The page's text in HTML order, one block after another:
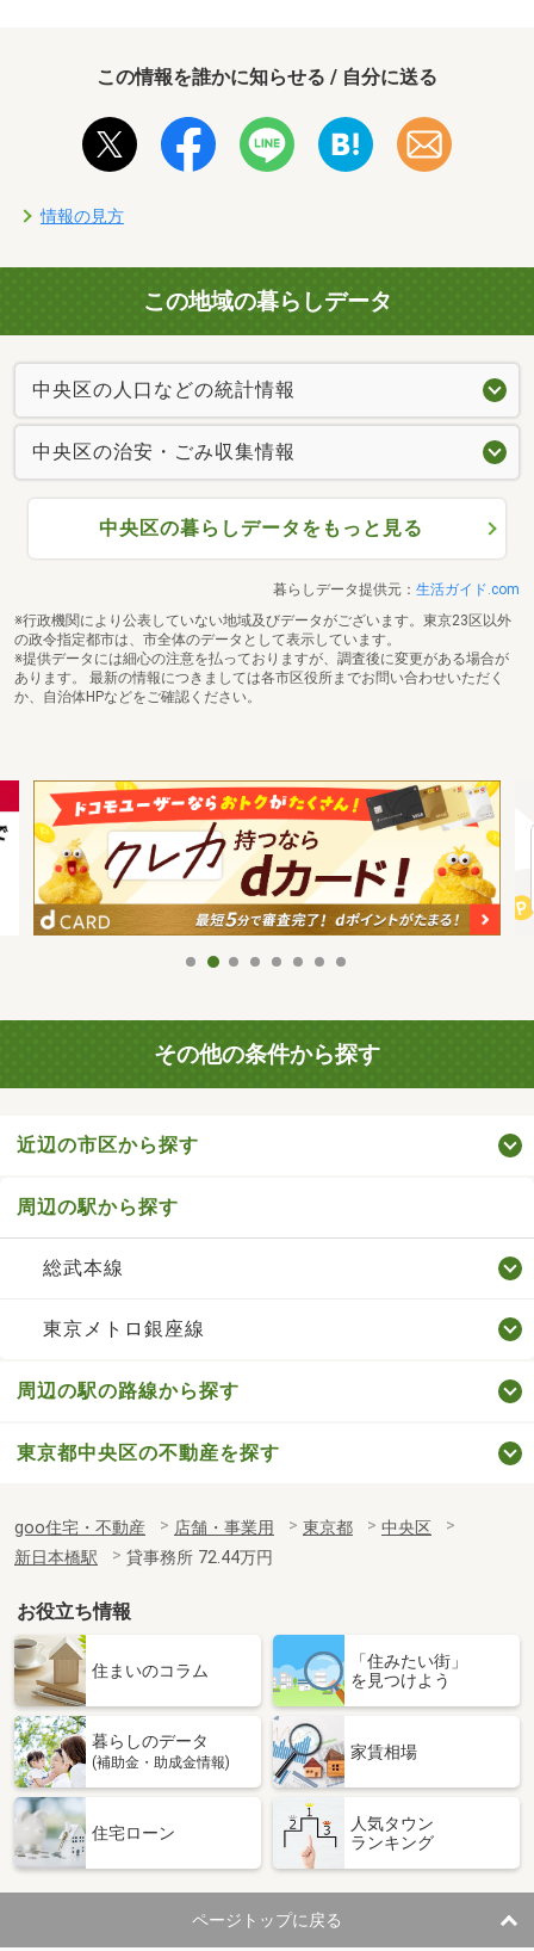
この情報を誰かに知らせる / 自分に送る
情報の見方
この地域の暮らしデータ
中央区の人口などの統計情報
中央区の治安・ごみ収集情報
中央区の暮らしデータをもっと見る
暮らしデータ提供元： 生活ガイド.com
※行政機関により公表していない地域及びデータがございます。東京23区以外
の政令指定都市は、市全体のデータとして表示しています。
※提供データには細心の注意を払っておりますが、調査後に変更がある場合が
あります。 最新の情報につきましては各市区役所までお問い合わせいただく
か、自治体HPなどをご確認ください。
その他の条件から探す
近辺の市区から探す
周辺の駅から探す
総武本線
東京メトロ銀座線
周辺の駅の路線から探す
東京都中央区の不動産を探す
goo住宅・不動産 店舗・事業用 東京都
中央区
新日本橋駅
貸事務所 72.44万円
お役立ち情報
住まいのコラム
「住みたい街」
を見つけよう
暮らしのデータ
(補助金・助成金情報)
家賃相場
住宅ローン
人気タウン
ランキング
ページトップに戻る